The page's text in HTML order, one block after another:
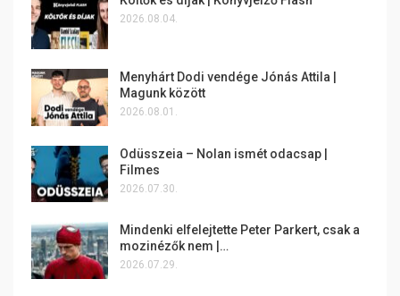
2026.08.04.
Menyhárt Dodi vendége Jónás Attila |
Magunk között
2026.08.01.
Odüsszeia – Nolan ismét odacsap |
Filmes
2026.07.30.
Mindenki elfelejtette Peter Parkert, csak a
mozinézők nem |…
2026.07.29.